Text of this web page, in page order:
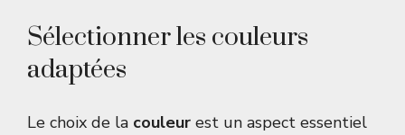
Sélectionner les couleurs
adaptées
Le choix de la couleur est un aspect essentiel